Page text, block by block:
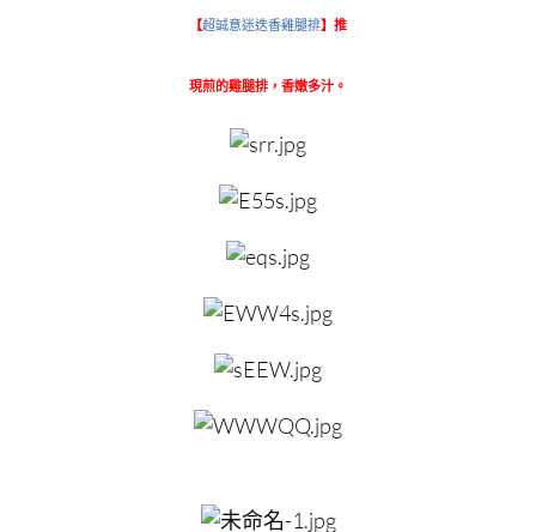
【超誠意迷迭香雞腿排】推
現煎的雞腿排，香嫩多汁。